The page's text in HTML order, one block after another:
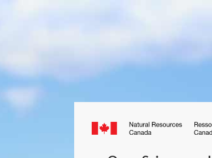
Canada.ca